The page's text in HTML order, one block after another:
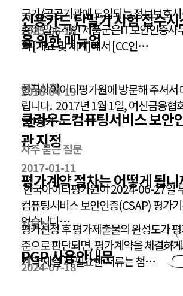
2025-06-16
공지사항
클라우드컴퓨팅서비스 보안
관 지정
한국아이티평가원이 2024-06-27일
컴퓨팅서비스 보안인증(CSAP) 평가
었습니다…
2024-07-18
신용카드 단말기 시험 접수
을 위한 매뉴얼
한국아이이티평가원에 방문해 주셔서
립니다. 2017년 1월 1일, 여신금융협
“신용카…
2017-01-11
자료실
PGP 사용안내문
국가/공공기관에 도입되는 정보보호시
증이 필수적인 제품군은IT보안인증사
의 [개요 및 체계]에서 [CC인…
2016-04-19
자주 묻는 질문
평가계약 절차는 어떻게 됩
평가신청 후 평가제출물의 완성도가
준으로 판단되면, 평가계약을 체결하
계약 체결 시 필요한 서류는 첨…